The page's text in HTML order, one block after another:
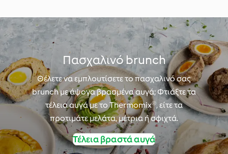
Πασχαλινό brunch
Θέλετε να εμπλουτίσετε το πασχαλινό σας
brunch με άψογα βρασμένα αυγά; Φτιάξτε τα
τέλεια αυγά με το Thermomix®, είτε τα
προτιμάτε μελάτα, μέτρια ή σφιχτά.
Τέλεια βραστά αυγά